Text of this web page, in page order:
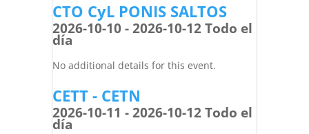
CTO CyL PONIS SALTOS
2026-10-10 - 2026-10-12 Todo el
día
No additional details for this event.
CETT - CETN
2026-10-11 - 2026-10-12 Todo el
día